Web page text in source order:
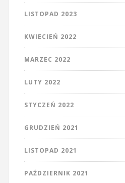
LISTOPAD 2023
KWIECIEŃ 2022
MARZEC 2022
LUTY 2022
STYCZEŃ 2022
GRUDZIEŃ 2021
LISTOPAD 2021
PAŹDZIERNIK 2021